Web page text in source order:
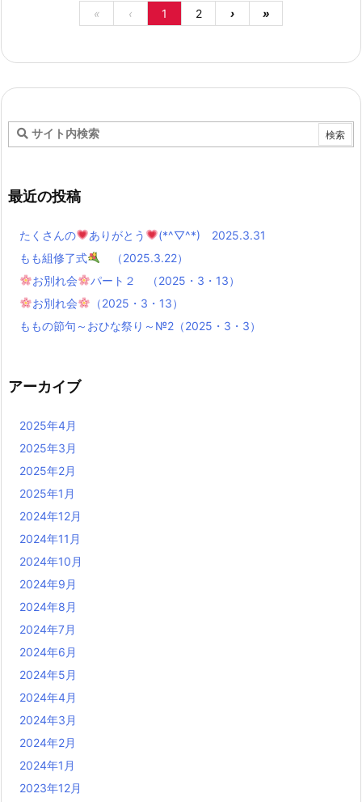
« ‹ 1 2 › »
最近の投稿
たくさんの ありがとう
(*^▽^*) 2025.3.31
もも組修了式
（2025.3.22）
お別れ会
パート２ （2025・3・13）
お別れ会
（2025・3・13）
ももの節句～おひな祭り～№2（2025・3・3）
アーカイブ
2025年4月
2025年3月
2025年2月
2025年1月
2024年12月
2024年11月
2024年10月
2024年9月
2024年8月
2024年7月
2024年6月
2024年5月
2024年4月
2024年3月
2024年2月
2024年1月
2023年12月